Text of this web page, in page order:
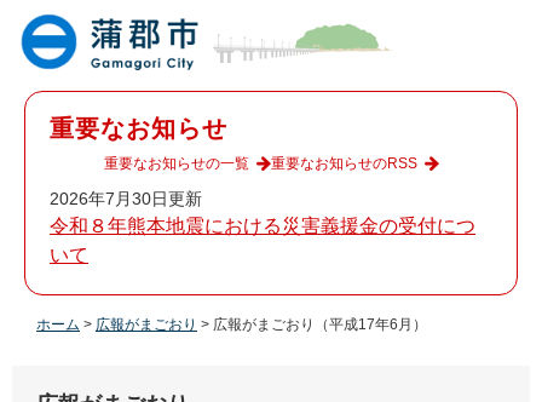
重要なお知らせ
2026年7月30日更新
令和８年熊本地震における災害義援金の受付につ
いて
重要なお知らせの一覧 重要なお知らせのRSS
ホーム > 広報がまごおり > 広報がまごおり（平成17年6月）